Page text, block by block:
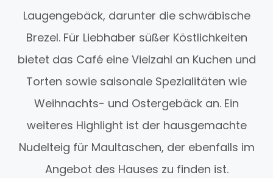
Laugengebäck, darunter die schwäbische
Brezel. Für Liebhaber süßer Köstlichkeiten
bietet das Café eine Vielzahl an Kuchen und
Torten sowie saisonale Spezialitäten wie
Weihnachts- und Ostergebäck an. Ein
weiteres Highlight ist der hausgemachte
Nudelteig für Maultaschen, der ebenfalls im
Angebot des Hauses zu finden ist.